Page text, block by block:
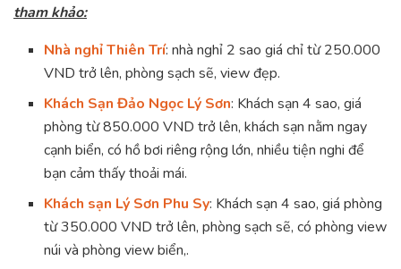
tham khảo:
Nhà nghỉ Thiên Trí: nhà nghỉ 2 sao giá chỉ từ 250.000
VND trở lên, phòng sạch sẽ, view đẹp.
Khách Sạn Đảo Ngọc Lý Sơn: Khách sạn 4 sao, giá
phòng từ 850.000 VND trở lên, khách sạn nằm ngay
cạnh biển, có hồ bơi riêng rộng lớn, nhiều tiện nghi để
bạn cảm thấy thoải mái.
Khách sạn Lý Sơn Phu Sy: Khách sạn 4 sao, giá phòng
từ 350.000 VND trở lên, phòng sạch sẽ, có phòng view
núi và phòng view biển,.